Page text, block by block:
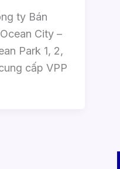
ty Bán
City –
Park 1, 2,
cấp VPP